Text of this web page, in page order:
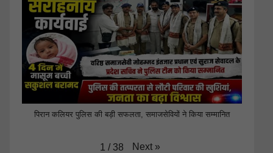
पिरान कलियर पुलिस की बड़ी सफलता, समाजसेवियों ने किया सम्मानित
1 / 38 Next »